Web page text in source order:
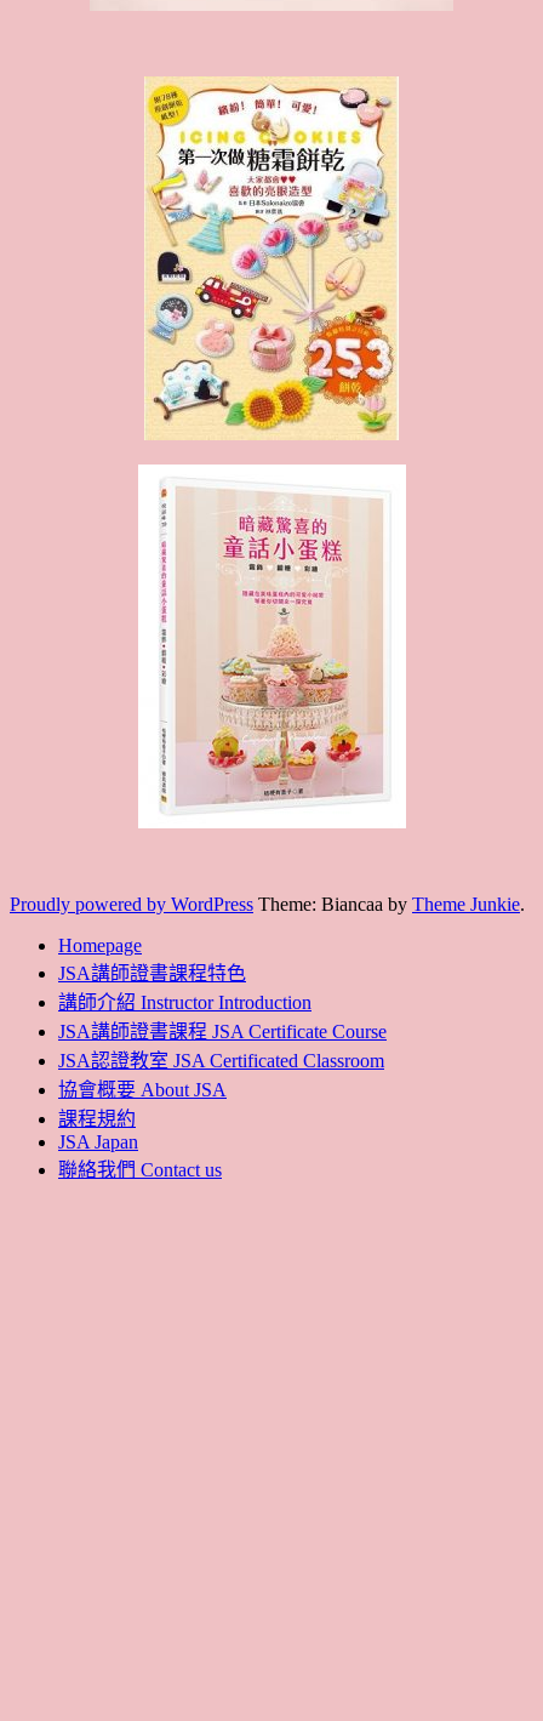
Proudly powered by WordPress Theme: Biancaa by Theme Junkie.
Homepage
JSA講師證書課程特色
講師介紹 Instructor Introduction
JSA講師證書課程 JSA Certificate Course
JSA認證教室 JSA Certificated Classroom
協會概要 About JSA
課程規約
JSA Japan
聯絡我們 Contact us